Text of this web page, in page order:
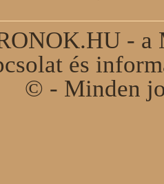
- a
és
© - Minden